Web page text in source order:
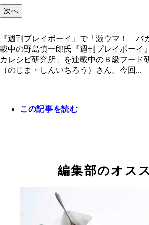
『週刊プレイボーイ』で「
所」を連載中の野島慎一郎氏
次へ
『週刊プレイボーイ』で「激ウマ！ バ
載中の野島慎一郎氏『週刊プレイボー
カレシピ研究所」を連載中のＢ級フード
（のじま・しんいちろう）さん。今回...
この記事を読む
編集部のオス